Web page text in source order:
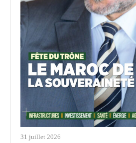
31 juillet 2026